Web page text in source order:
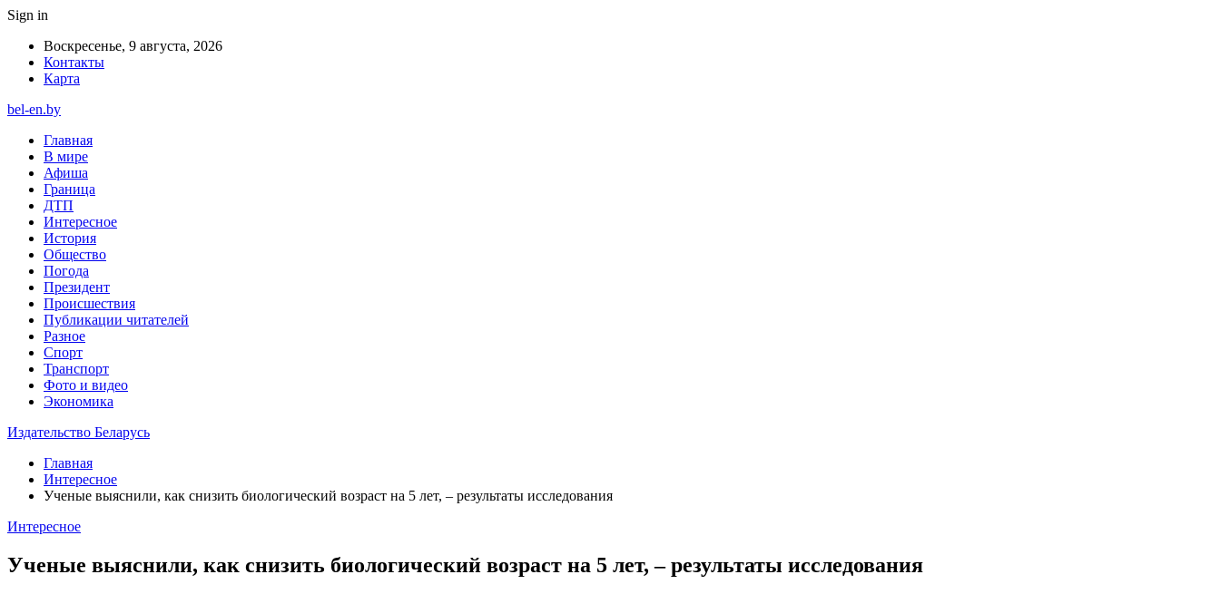
Sign in
Воскресенье, 9 августа, 2026
Контакты
Карта
bel-en.by
Главная
В мире
Афиша
Граница
ДТП
Интересное
История
Общество
Погода
Президент
Происшествия
Публикации читателей
Разное
Спорт
Транспорт
Фото и видео
Экономика
Издательство Беларусь
Главная
Интересное
Ученые выяснили, как снизить биологический возраст на 5 лет, – результаты исследования
Интересное
Ученые выяснили, как снизить биологический возраст на 5 лет, – результаты исследования